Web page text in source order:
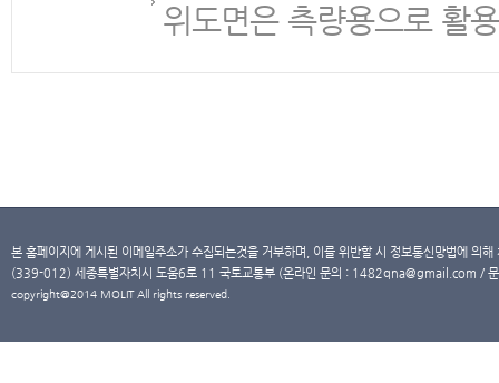
위도면은 측량용으로 활
본 홈페이지에 게시된 이메일주소가 수집되는것을 거부하며, 이를 위반할 시 정보통신망법에 의
(339-012) 세종특별자치시 도움6로 11 국토교통부 (온라인 문의 : 1482qna@gmail.com /
copyright@2014 MOLIT All rights reserved.